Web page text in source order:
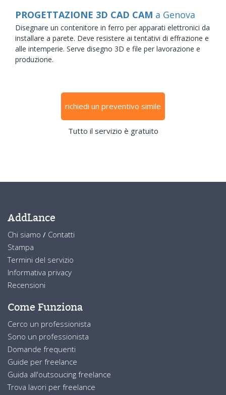
PROGETTAZIONE 3D CAD CAM a Genova
Disegnare un contenitore in ferro per apparati elettronici da
installare a parete. Deve resistere ai tentativi di effrazione e
alle intemperie. Serve disegno 3D e file per lavorazione e
produzione.
richiedi un preventivo simile
Tutto il servizio è gratuito
AddLance
Chi siamo / Contatti
Stampa
Termini del servizio
Informativa privacy
Recensioni
Come Funziona
Cerco un professionista
Sono un professionista
Domande frequenti
Guide per freelance
Guida all'outsoucing freelance
Trova lavori per freelance